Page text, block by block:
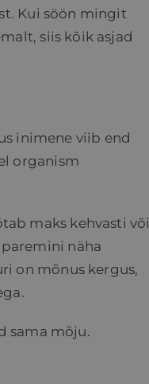
Kui söön mingit
siis kõik asjad
inimene viib end
organism
maks kehvasti või
näha
on mõnus kergus,
sama mõju.